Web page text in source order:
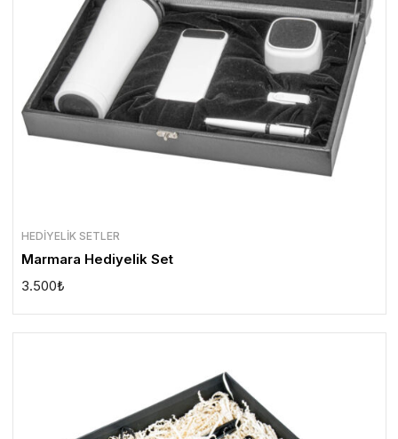
HEDIYELIK SETLER
Marmara Hediyelik Set
3.500₺